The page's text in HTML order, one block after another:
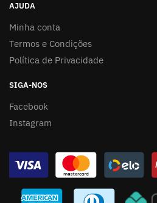
AJUDA
Minha conta
Termos e Condições
Política de Privacidade
SIGA-NOS
Facebook
Instagram